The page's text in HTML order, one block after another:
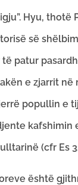
Hyu,
së
patur
e zjarrit
popullin e
kafshimin
(cfr Es
është